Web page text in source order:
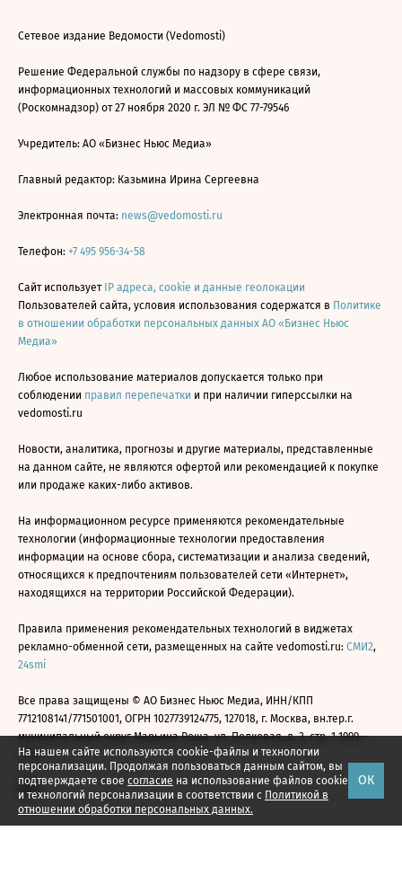
На нашем сайте используются cookie-файлы и технологии
персонализации. Продолжая пользоваться данным сайтом, вы
подтверждаете свое согласие на использование файлов cookie
и технологий персонализации в соответствии с Политикой в
отношении обработки персональных данных.
ОК
Сетевое издание Ведомости (Vedomosti)
Решение Федеральной службы по надзору в сфере связи,
информационных технологий и массовых коммуникаций
(Роскомнадзор) от 27 ноября 2020 г. ЭЛ № ФС 77-79546
Учредитель: АО «Бизнес Ньюс Медиа»
Главный редактор: Казьмина Ирина Сергеевна
Электронная почта: news@vedomosti.ru
Телефон: +7 495 956-34-58
Сайт использует IP адреса, cookie и данные геолокации
Пользователей сайта, условия использования содержатся в Политике
в отношении обработки персональных данных АО «Бизнес Ньюс
Медиа»
Любое использование материалов допускается только при
соблюдении правил перепечатки и при наличии гиперссылки на
vedomosti.ru
Новости, аналитика, прогнозы и другие материалы, представленные
на данном сайте, не являются офертой или рекомендацией к покупке
или продаже каких-либо активов.
На информационном ресурсе применяются рекомендательные
технологии (информационные технологии предоставления
информации на основе сбора, систематизации и анализа сведений,
относящихся к предпочтениям пользователей сети «Интернет»,
находящихся на территории Российской Федерации).
Правила применения рекомендательных технологий в виджетах
рекламно-обменной сети, размещенных на сайте vedomosti.ru: СМИ2,
24smi
Все права защищены © АО Бизнес Ньюс Медиа, ИНН/КПП
7712108141/771501001, ОГРН 1027739124775, 127018, г. Москва, вн.тер.г.
муниципальный округ Марьина Роща, ул. Полковая, д. 3, стр. 1 1999—
2026